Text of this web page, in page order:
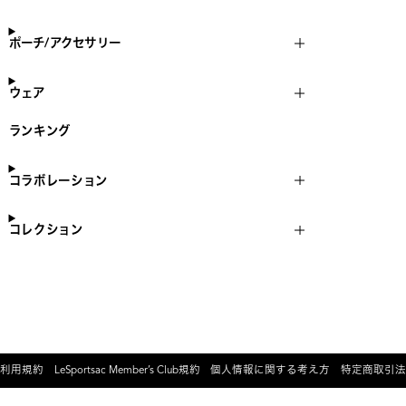
ポーチ/アクセサリー
ウェア
ランキング
コラボレーション
コレクション
利用規約 LeSportsac Member’s Club規約 個人情報に関する考え方 特定商取引